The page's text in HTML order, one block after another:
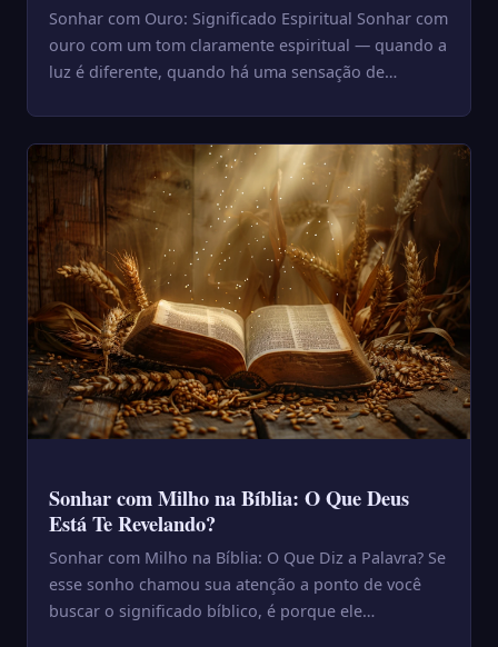
Sonhar com Ouro: Significado Espiritual Sonhar com
ouro com um tom claramente espiritual — quando a
luz é diferente, quando há uma sensação de
Sonhar com Milho na Bíblia: O Que Deus
Está Te Revelando?
Sonhar com Milho na Bíblia: O Que Diz a Palavra? Se
esse sonho chamou sua atenção a ponto de você
buscar o significado bíblico, é porque ele